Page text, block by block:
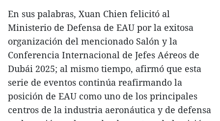
En sus palabras, Xuan Chien felicitó al
Ministerio de Defensa de EAU por la exitosa
organización del mencionado Salón y la
Conferencia Internacional de Jefes Aéreos de
Dubái 2025; al mismo tiempo, afirmó que esta
serie de eventos continúa reafirmando la
posición de EAU como uno de los principales
centros de la industria aeronáutica y de defensa